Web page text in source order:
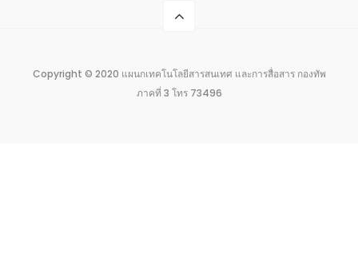
Copyright © 2020 แผนกเทคโนโลยีสารสนเทศ และการสื่อสาร กองทัพ
ภาคที่ 3 โทร 73496